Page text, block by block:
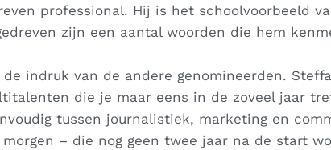
professional. Hij is het schoolvoorbeeld
zijn een aantal woorden die hem
indruk van de andere genomineerden.
die je maar eens in de zoveel jaar
tussen journalistiek, marketing en
– die nog geen twee jaar na de start